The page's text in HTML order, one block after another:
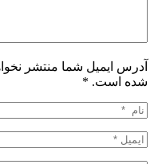
آدرس ایمیل شما منتشر
شده است. *